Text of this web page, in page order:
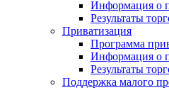
Информация о
Результаты
Приватизация
Программа
Информация о
Результаты
Поддержка малого